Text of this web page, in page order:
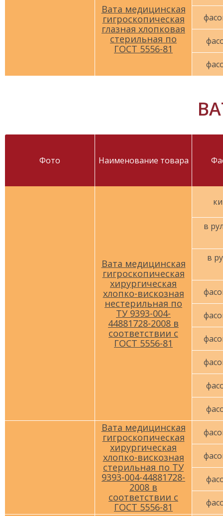
Вата медицинская
гигроскопическая
глазная хлопковая
стерильная по
ГОСТ 5556-81
Фото Наименование товара
Вата медицинская
гигроскопическая
хирургическая
хлопко-вискозная
нестерильная по
ТУ 9393-004-
44881728-2008 в
соответствии с
ГОСТ 5556-81
в
в
Вата медицинская
гигроскопическая
хирургическая
хлопко-вискозная
стерильная по ТУ
9393-004-44881728-
2008 в
соответствии с
ГОСТ 5556-81